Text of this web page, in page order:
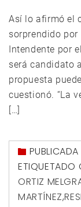
Así lo afirmó el
sorprendido
Intendente por
será candidato
propuesta
cuestionó. “La
[…]
ETIQUETADO
ORTIZ
MARTÍNEZ,